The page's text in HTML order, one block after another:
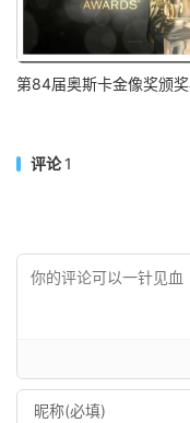
第84届奥斯卡金像奖颁
评论1